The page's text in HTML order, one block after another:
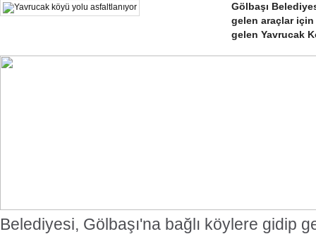
Gölbaşı
gelen araçlar
gelen Yavrucak
Belediyesi, Gölbaşı'na bağlı köylere gidip